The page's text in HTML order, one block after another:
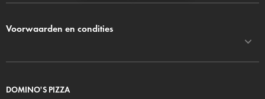
Voorwaarden en condities
DOMINO'S PIZZA